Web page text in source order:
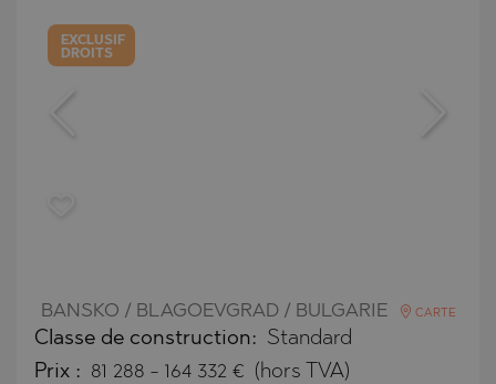
EXCLUSIF
DROITS
BANSKO / BLAGOEVGRAD / BULGARIE CARTE
Classe de construction: Standard
Prix : 81 288 - 164 332 € (hors TVA)